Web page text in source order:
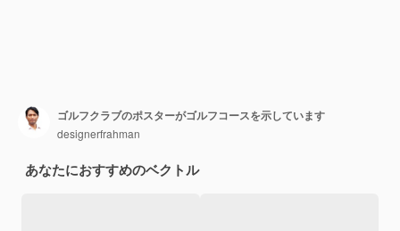
ゴルフクラブのポスターがゴルフコースを示しています
designerfrahman
あなたにおすすめのベクトル